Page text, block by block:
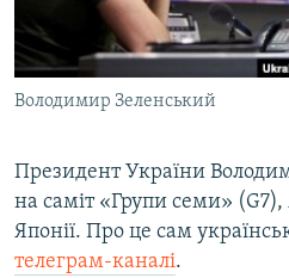
ВІДЕОУРОКИ «ELIFBE»
СВІДЧЕННЯ ОКУПАЦІЇ
УКРАЇНСЬКА ПРОБЛЕМА КРИМУ
Русский
Qırımtatar
Усі сайти RFE/RL
Володимир Зеленський
Президент України
на саміт «Групи семи» (G7),
Японії. Про це сам
телеграм-каналі.